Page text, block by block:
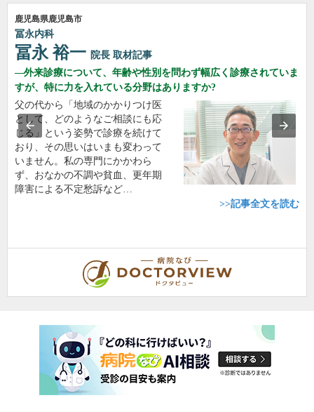
鹿児島県鹿児島市
冨永内科
冨永 裕一 院長 取材記事
外来診療について、年齢や性別を問わず幅広く診療されていま
すが、特に力を入れている分野はありますか?
父の代から「地域のかかりつけ医
として、どのようなご相談にも応
じる」という姿勢で診療を続けて
おり、その思いはいまも変わって
いません。私の専門にかかわら
ず、おなかの不調や貧血、更年期
障害による不定愁訴など…
>>記事全文を読む